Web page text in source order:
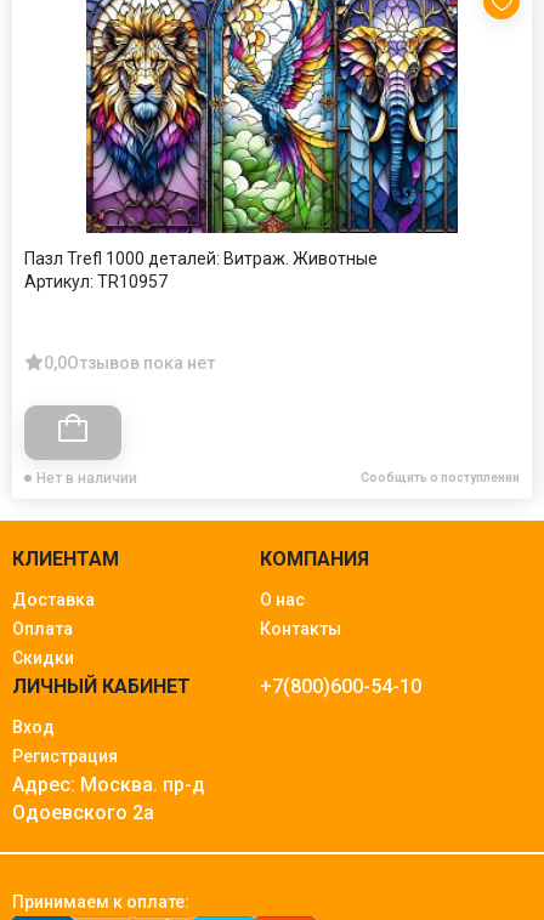
Пазл Trefl 1000 деталей: Витраж. Животные
Артикул: TR10957
0,0Отзывов пока нет
Нет в наличии Сообщить о поступлении
КЛИЕНТАМ
Доставка
Оплата
Скидки
КОМПАНИЯ
О нас
Контакты
ЛИЧНЫЙ КАБИНЕТ
Вход
Регистрация
+7(800)600-54-10
Адрес: Москва. пр-д
Одоевского 2а
Принимаем к оплате: